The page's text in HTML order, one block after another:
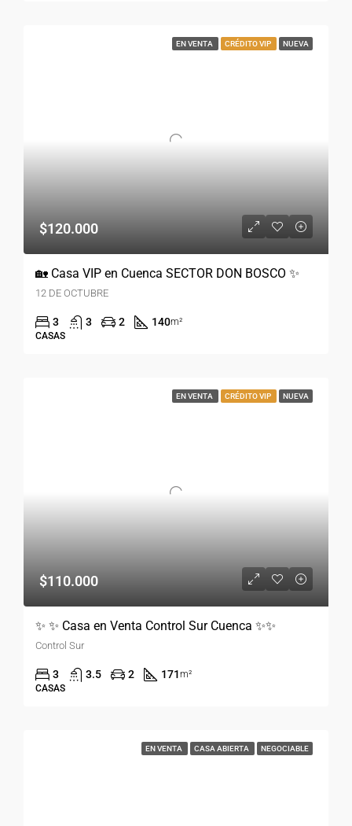
EN VENTA CRÉDITO VIP NUEVA
$120.000
🏡 Casa VIP en Cuenca SECTOR DON BOSCO ✨
12 DE OCTUBRE
3 3 2 140m²
CASAS
EN VENTA CRÉDITO VIP NUEVA
$110.000
✨ ✨ Casa en Venta Control Sur Cuenca ✨✨
Control Sur
3 3.5 2 171m²
CASAS
EN VENTA CASA ABIERTA NEGOCIABLE